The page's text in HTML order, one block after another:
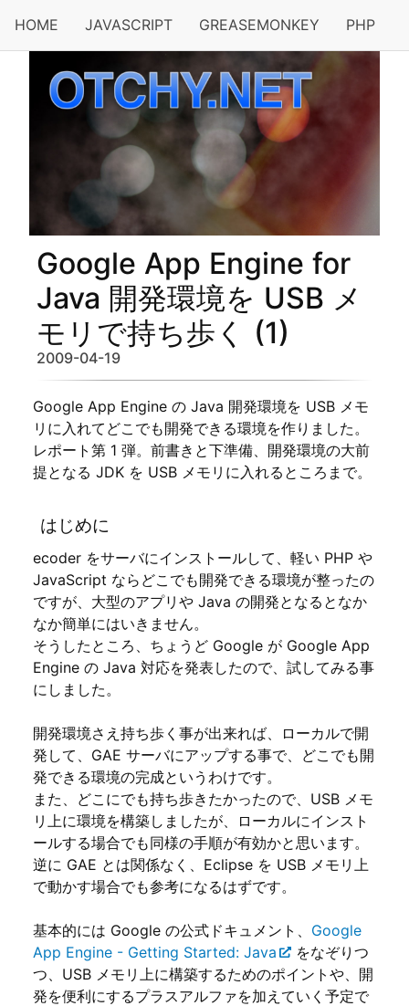
HOME JAVASCRIPT GREASEMONKEY PHP
Google App Engine for
Java 開発環境を USB メ
モリで持ち歩く (1)
2009-04-19
Google App Engine の Java 開発環境を USB メモ
リに入れてどこでも開発できる環境を作りました。
レポート第 1 弾。前書きと下準備、開発環境の大前
提となる JDK を USB メモリに入れるところまで。
はじめに
ecoder をサーバにインストールして、軽い PHP や
JavaScript ならどこでも開発できる環境が整ったの
ですが、大型のアプリや Java の開発となるとなか
なか簡単にはいきません。
そうしたところ、ちょうど Google が Google App
Engine の Java 対応を発表したので、試してみる事
にしました。
開発環境さえ持ち歩く事が出来れば、ローカルで開
発して、GAE サーバにアップする事で、どこでも開
発できる環境の完成というわけです。
また、どこにでも持ち歩きたかったので、USB メモ
リ上に環境を構築しましたが、ローカルにインスト
ールする場合でも同様の手順が有効かと思います。
逆に GAE とは関係なく、Eclipse を USB メモリ上
で動かす場合でも参考になるはずです。
基本的には Google の公式ドキュメント、 Google
App Engine - Getting Started: Java
をなぞりつ
つ、USB メモリ上に構築するためのポイントや、開
発を便利にするプラスアルファを加えていく予定で